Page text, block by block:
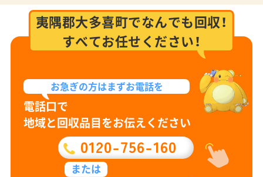
夷隅郡大多喜町でなんでも回収！
すべてお任せください！
お急ぎの方はまずお電話を
電話口で
地域と回収品目をお伝えください
0120-756-160
または